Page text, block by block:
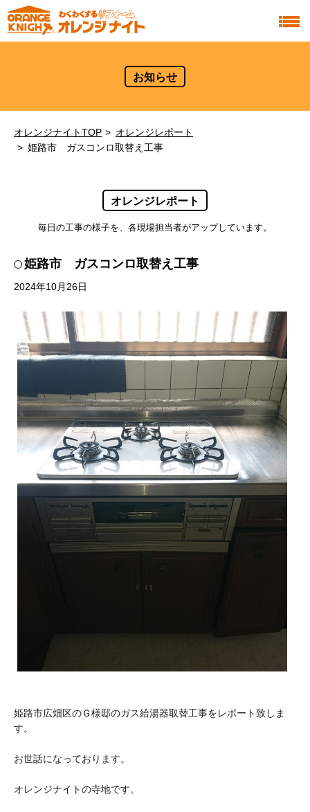
お知らせ
オレンジナイトTOP
オレンジレポート
姫路市 ガスコンロ取替え工事
オレンジレポート
毎日の工事の様子を、各現場担当者がアップしています。
姫路市 ガスコンロ取替え工事
2024年10月26日
姫路市広畑区のＧ様邸のガス給湯器取替工事をレポート致しま
す。
お世話になっております。
オレンジナイトの寺地です。